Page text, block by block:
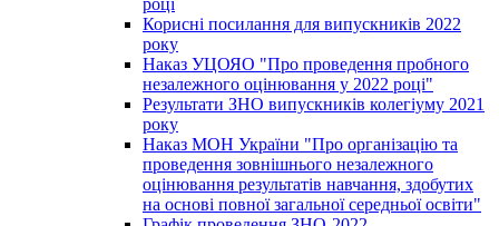
Корисні посилання для випускників 2022
року
Наказ УЦОЯО "Про проведення пробного
незалежного оцінювання у 2022 році"
Результати ЗНО випускників колегіуму 2021
року
Наказ МОН України "Про організацію та
проведення зовнішнього незалежного
оцінювання результатів навчання, здобутих
на основі повної загальної середньої освіти"